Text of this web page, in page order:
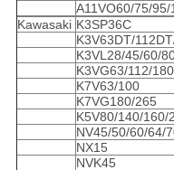
A11VO60/75/
Kawasaki K3SP36C
K3V63DT/
K3VL28/45/60/
K3VG63/112/
K7V63/100
K7VG180/265
K5V80/140/160/
NV45/50/60/64/
NX15
NVK45